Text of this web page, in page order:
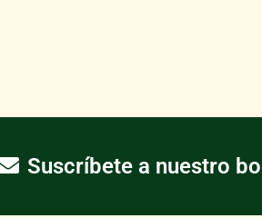
Suscríbete a nuestro